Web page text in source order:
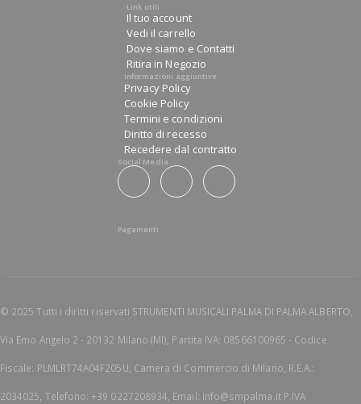
Link utili
Il tuo account
Vedi il carrello
Dove siamo e Contatti
Ritira in Negozio
Informazioni aggiuntive
Privacy Policy
Cookie Policy
Termini e condizioni
Diritto di recesso
Recedere dal contratto
Social Media
Pagamenti
© 2025 Tutti i diritti riservati STRUMENTI MUSICALI PALMA DI PALMA ALBERTO,
Via Emo Angelo 2 - 20132 Milano (MI), Partita IVA: 08566100965 - Codice
Fiscale: PLMLRT74A04F205U, Camera di Commercio di Milano, R.E.A.:
2034025, Telefono: +39 0227208934, Email: info@smpalma.it P.IVA